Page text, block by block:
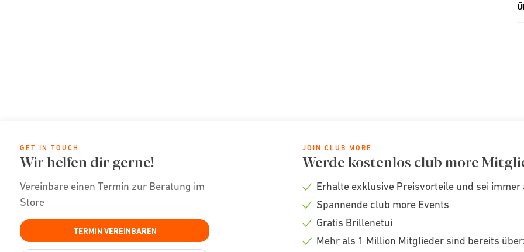
GET IN TOUCH
Wir helfen dir gerne!
Vereinbare einen Termin zur Beratung im
Store
TERMIN VEREINBAREN
JOIN CLUB MORE
Werde kostenlos club more
Check
Erhalte exklusive Preisvorteile und sei
Check
Spannende club more Events
Check
Gratis Brillenetui
Mehr als 1 Million Mitglieder sind bereits